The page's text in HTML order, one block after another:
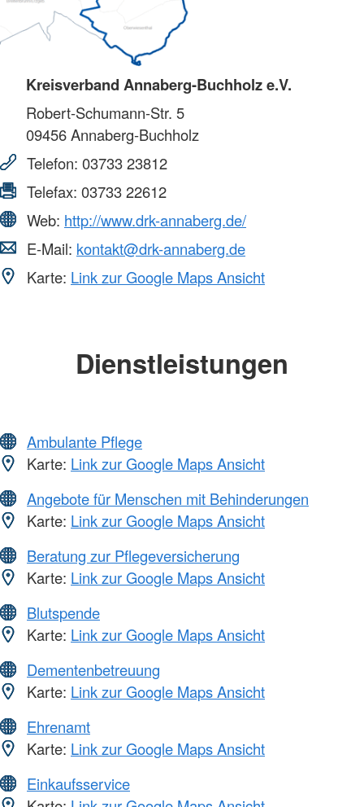
Kreisverband Annaberg-Buchholz e.V.
Robert-Schumann-Str. 5
09456Annaberg-Buchholz
Telefon: 03733 23812
Telefax: 03733 22612
Web: http://www.drk-annaberg.de/
E-Mail: kontakt@drk-annaberg.de
Karte: Link zur Google Maps Ansicht
Dienstleistungen
Ambulante Pflege
Karte: Link zur Google Maps Ansicht
Angebote für Menschen mit Behinderungen
Karte: Link zur Google Maps Ansicht
Beratung zur Pflegeversicherung
Karte: Link zur Google Maps Ansicht
Blutspende
Karte: Link zur Google Maps Ansicht
Dementenbetreuung
Karte: Link zur Google Maps Ansicht
Ehrenamt
Karte: Link zur Google Maps Ansicht
Einkaufsservice